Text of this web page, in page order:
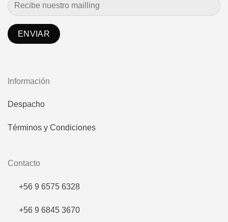
Información
Despacho
Términos y Condiciones
Contacto
+56 9 6575 6328
+56 9 6845 3670